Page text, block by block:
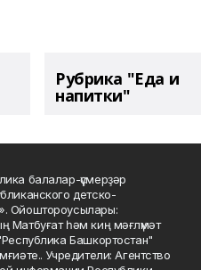
Рубрика "Еда и
напитки"
балалар-үҫмерҙәр
детско-
Ойоштороусылары:
Матбуғат һәм киң мәғлүмәт
Башкортостан"
Учредители: Агентство